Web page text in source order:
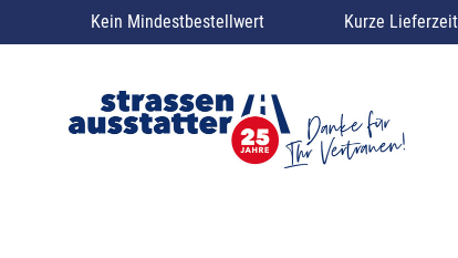
Kein Mindestbestellwert Kurze